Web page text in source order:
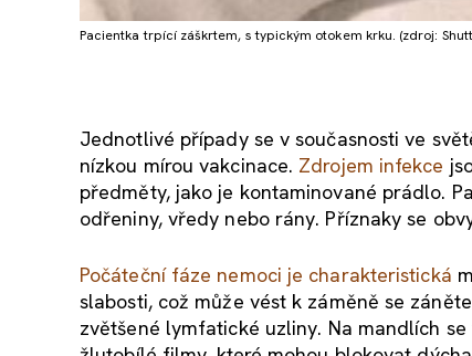
Pacientka trpící záškrtem, s typickým otokem krku. (zdroj:
Jednotlivé případy se v současnosti ve
nízkou mírou vakcinace. Zdrojem infekce
předměty, jako je kontaminované prádlo.
odřeniny, vředy nebo rány. Příznaky se
Počáteční fáze nemoci je charakteristická
slabosti, což může vést k záměně se
zvětšené lymfatické uzliny. Na mandlích